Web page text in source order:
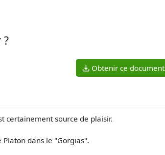
Obtenir ce document
certainement source de plaisir.
dans le "Gorgias".